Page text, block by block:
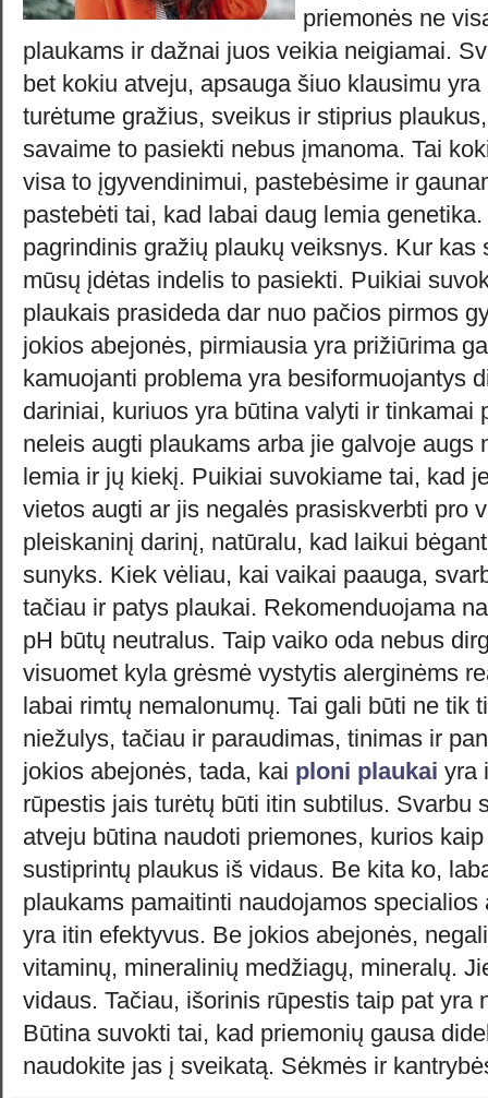
priemonės ne
plaukams ir dažnai juos veikia neigiamai.
bet kokiu atveju, apsauga šiuo klausimu
turėtume gražius, sveikus ir stiprius
savaime to pasiekti nebus įmanoma. Tai
visa to įgyvendinimui, pastebėsime ir
pastebėti tai, kad labai daug lemia
pagrindinis gražių plaukų veiksnys. Kur kas
mūsų įdėtas indelis to pasiekti. Puikiai
plaukais prasideda dar nuo pačios pirmos
jokios abejonės, pirmiausia yra prižiūrima
kamuojanti problema yra besiformuojantys
dariniai, kuriuos yra būtina valyti ir tinkamai
neleis augti plaukams arba jie galvoje augs
lemia ir jų kiekį. Puikiai suvokiame tai, kad
vietos augti ar jis negalės prasiskverbti pro
pleiskaninį darinį, natūralu, kad laikui
sunyks. Kiek vėliau, kai vaikai paauga,
tačiau ir patys plaukai. Rekomenduojama
pH būtų neutralus. Taip vaiko oda nebus
visuomet kyla grėsmė vystytis alerginėms
labai rimtų nemalonumų. Tai gali būti ne tik
niežulys, tačiau ir paraudimas, tinimas ir
jokios abejonės, tada, kai ploni plaukai yra
rūpestis jais turėtų būti itin subtilus. Svarbu
atveju būtina naudoti priemones, kurios
sustiprintų plaukus iš vidaus. Be kita ko,
plaukams pamaitinti naudojamos
yra itin efektyvus. Be jokios abejonės,
vitaminų, mineralinių medžiagų, mineralų.
vidaus. Tačiau, išorinis rūpestis taip pat yra
Būtina suvokti tai, kad priemonių gausa
naudokite jas į sveikatą. Sėkmės ir